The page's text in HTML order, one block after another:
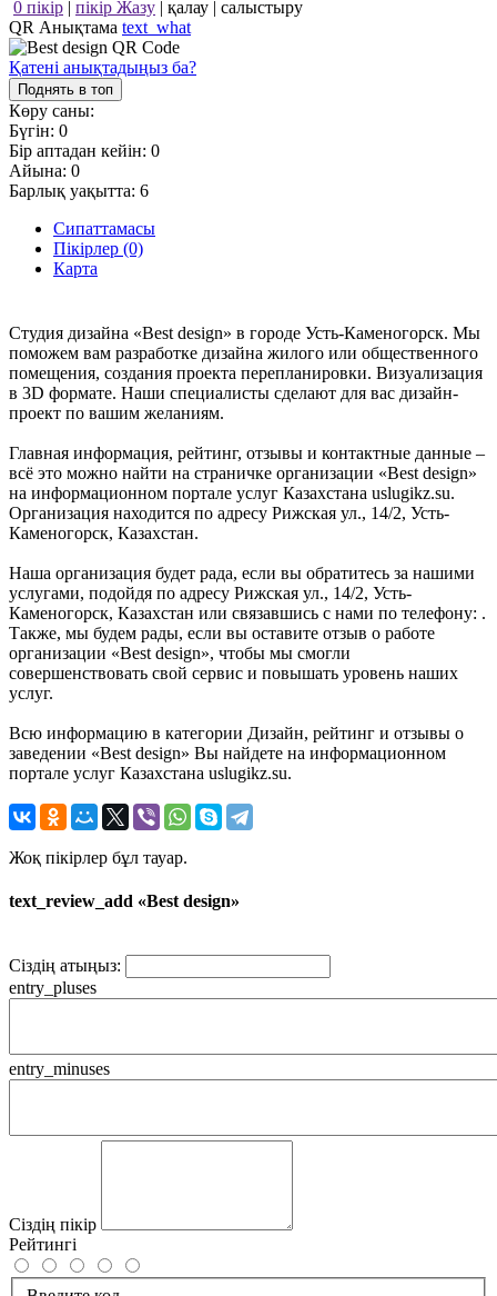
0 пікір | пікір Жазу | қалау | салыстыру
QR Анықтама text_what
Қатені анықтадыңыз ба?
Поднять в топ
Көру саны:
Бүгін: 0
Бір аптадан кейін: 0
Айына: 0
Барлық уақытта: 6
Сипаттамасы
Пікірлер (0)
Карта
Студия дизайна «Best design» в городе Усть-Каменогорск. Мы
поможем вам разработке дизайна жилого или общественного
помещения, создания проекта перепланировки. Визуализация
в 3D формате. Наши специалисты сделают для вас дизайн-
проект по вашим желаниям.
Главная информация, рейтинг, отзывы и контактные данные –
всё это можно найти на страничке организации «Best design»
на информационном портале услуг Казахстана uslugikz.su.
Организация находится по адресу Рижская ул., 14/2, Усть-
Каменогорск, Казахстан.
Наша организация будет рада, если вы обратитесь за нашими
услугами, подойдя по адресу Рижская ул., 14/2, Усть-
Каменогорск, Казахстан или связавшись с нами по телефону: .
Также, мы будем рады, если вы оставите отзыв о работе
организации «Best design», чтобы мы смогли
совершенствовать свой сервис и повышать уровень наших
услуг.
Всю информацию в категории Дизайн, рейтинг и отзывы о
заведении «Best design» Вы найдете на информационном
портале услуг Казахстана uslugikz.su.
Жоқ пікірлер бұл тауар.
text_review_add «Best design»
Сіздің атыңыз:
entry_pluses
entry_minuses
Сіздің пікір
Рейтингі